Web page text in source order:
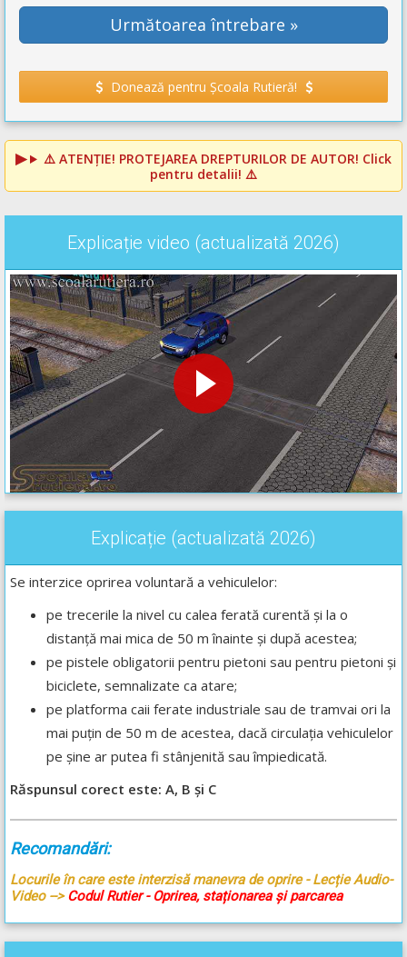
Următoarea întrebare »
Donează pentru Școala Rutieră!
⚠️ ATENȚIE! PROTEJAREA DREPTURILOR DE AUTOR! Click
pentru detalii! ⚠️
Explicație video (actualizată 2026)
Explicație (actualizată 2026)
Se interzice oprirea voluntară a vehiculelor:
pe trecerile la nivel cu calea ferată curentă și la o
distanță mai mica de 50 m înainte și după acestea;
pe pistele obligatorii pentru pietoni sau pentru pietoni și
biciclete, semnalizate ca atare;
pe platforma caii ferate industriale sau de tramvai ori la
mai puțin de 50 m de acestea, dacă circulația vehiculelor
pe șine ar putea fi stânjenită sau împiedicată.
Răspunsul corect este: A, B și C
Recomandări:
Locurile în care este interzisă manevra de oprire - Lecție Audio-
Video -->Codul Rutier - Oprirea, staționarea și parcarea